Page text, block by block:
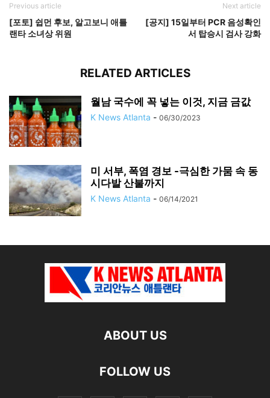
Previous article
[포토] 쉽먼 후보, 알고보니 애틀
랜타 소녀상 위원
Next article
[공지] 15일부터 PCR 음성확인
서 탑승시 검사 강화
RELATED ARTICLES
월남 국수에 꼭 넣는 이것, 지금 금값
K News Atlanta - 06/30/2023
미 서부, 폭염 경보 -극심한 가뭄 속 동
시다발 산불까지
K News Atlanta - 06/14/2021
ABOUT US
FOLLOW US